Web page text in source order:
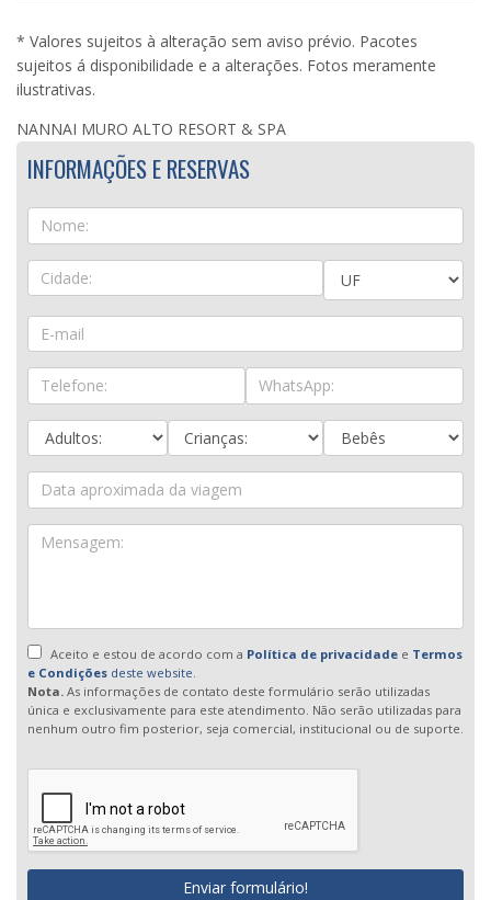
* Valores sujeitos à alteração sem aviso prévio. Pacotes
sujeitos á disponibilidade e a alterações. Fotos meramente
ilustrativas.
NANNAI MURO ALTO RESORT & SPA
INFORMAÇÕES E RESERVAS
Aceito e estou de acordo com a Política de privacidadee Termos
e Condições deste website.
Nota. As informações de contato deste formulário serão utilizadas
única e exclusivamente para este atendimento. Não serão utilizadas para
nenhum outro fim posterior, seja comercial, institucional ou de suporte.
Enviar formulário!